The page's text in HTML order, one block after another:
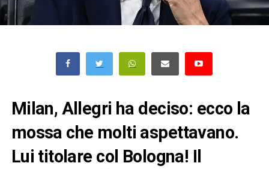
Milan, Allegri ha deciso: ecco la
mossa che molti aspettavano.
Lui titolare col Bologna! Il